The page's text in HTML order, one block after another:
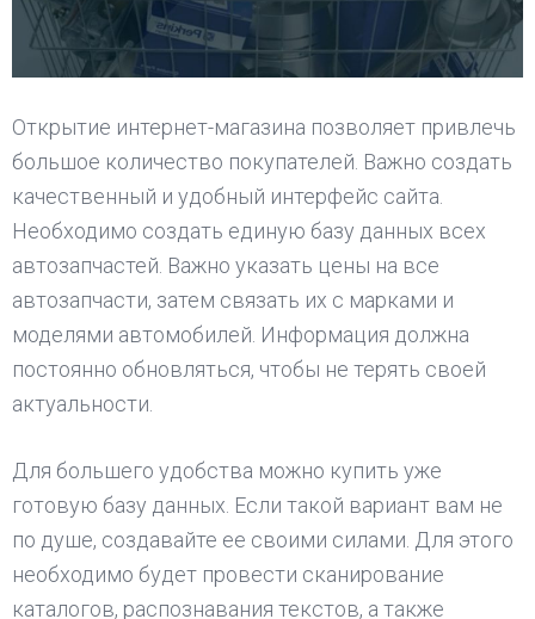
Открытие интернет-магазина позволяет привлечь
большое количество покупателей. Важно создать
качественный и удобный интерфейс сайта.
Необходимо создать единую базу данных всех
автозапчастей. Важно указать цены на все
автозапчасти, затем связать их с марками и
моделями автомобилей. Информация должна
постоянно обновляться, чтобы не терять своей
актуальности.
Для большего удобства можно купить уже
готовую базу данных. Если такой вариант вам не
по душе, создавайте ее своими силами. Для этого
необходимо будет провести сканирование
каталогов, распознавания текстов, а также